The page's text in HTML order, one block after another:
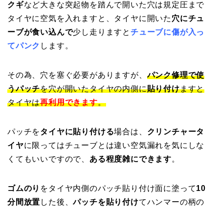
クギなど大きな突起物を踏んで開いた穴は規定圧まで
タイヤに空気を入れますと、タイヤに開いた 穴にチュ
ーブが食い込んで少し走りますとチューブに傷が入っ
てパンク します。
その為、穴を塞ぐ必要がありますが、パンク修理で使
うパッチを穴が開いたタイヤの内側に貼り付けますと
タイヤは再利用できます。
パッチをタイヤに貼り付ける場合は、 クリンチャータ
イヤに限ってはチューブとは違い空気漏れを気にしな
くてもいいですので、 ある程度雑にできます。
ゴムのり をタイヤ内側のパッチ貼り付け面に塗って10
分間放置 した後、パッチを貼り付けてハンマーの柄の